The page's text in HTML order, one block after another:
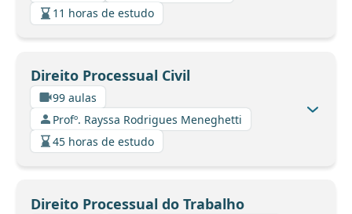
11 horas de estudo
Direito Processual Civil
99 aulas
Profº. Rayssa Rodrigues Meneghetti
45 horas de estudo
Direito Processual do Trabalho